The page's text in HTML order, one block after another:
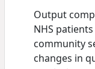
Output
NHS
community
changes in